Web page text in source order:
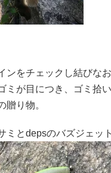
ンをチェックし結びな
ミが目につき、ゴミ拾
贈り物。
ミとdepsのバズジェッ